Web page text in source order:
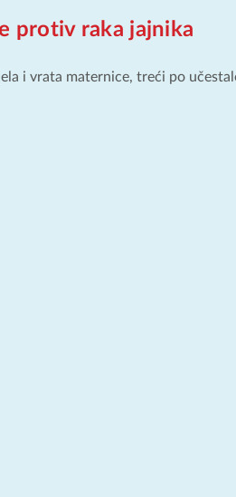
protiv raka jajnika
i vrata maternice, treći po